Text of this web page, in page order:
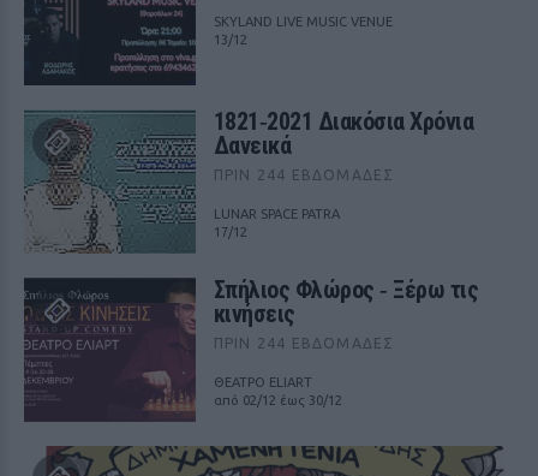
SKYLAND LIVE MUSIC VENUE
13/12
1821‑2021 Διακόσια Χρόνια
Δανεικά
ΠΡΙΝ 244 ΕΒΔΟΜΆΔΕΣ
LUNAR SPACE PATRA
17/12
Σπήλιος Φλώρος ‑ Ξέρω τις
κινήσεις
ΠΡΙΝ 244 ΕΒΔΟΜΆΔΕΣ
ΘΕΑΤΡΟ ELIART
από 02/12 έως 30/12